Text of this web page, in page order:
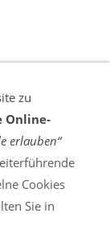
zu
Online-
erlauben“
Cookies
Sie in